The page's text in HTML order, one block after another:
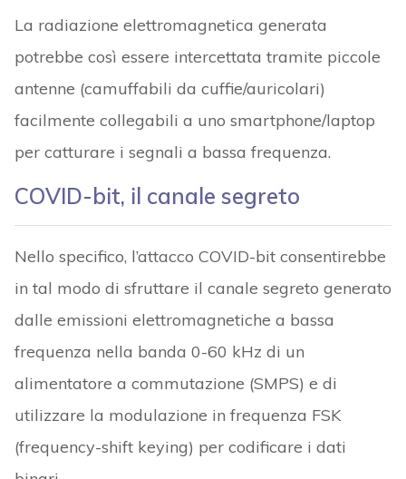
La radiazione elettromagnetica generata
potrebbe così essere intercettata tramite piccole
antenne (camuffabili da cuffie/auricolari)
facilmente collegabili a uno smartphone/laptop
per catturare i segnali a bassa frequenza.
COVID-bit, il canale segreto
Nello specifico, l’attacco COVID-bit consentirebbe
in tal modo di sfruttare il canale segreto generato
dalle emissioni elettromagnetiche a bassa
frequenza nella banda 0-60 kHz di un
alimentatore a commutazione (SMPS) e di
utilizzare la modulazione in frequenza FSK
(frequency-shift keying) per codificare i dati